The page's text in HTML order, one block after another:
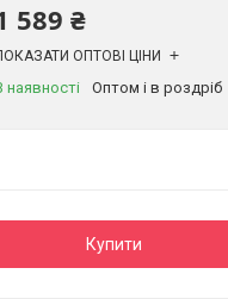
589 ₴
ОПТОВІ ЦІНИ
наявності Оптом і в роздріб
Купити